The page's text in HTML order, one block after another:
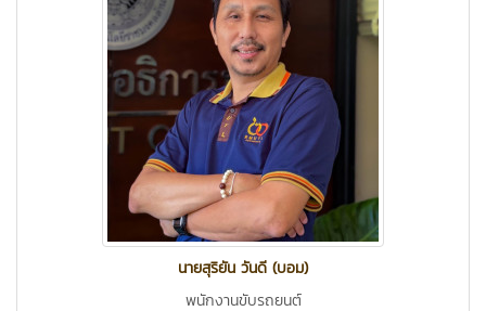
นายสุริยัน วันดี (บอม)
พนักงานขับรถยนต์